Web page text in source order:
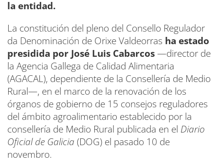
la entidad.
La constitución del pleno del Consello Regulador
da Denominación de Orixe Valdeorras ha estado
presidida por José Luis Cabarcos—director de
la Agencia Gallega de Calidad Alimentaria
(AGACAL), dependiente de la Consellería de Medio
Rural—, en el marco de la renovación de los
órganos de gobierno de 15 consejos reguladores
del ámbito agroalimentario establecido por la
consellería de Medio Rural publicada en el Diario
Oficial de Galicia (DOG) el pasado 10 de
novembro.